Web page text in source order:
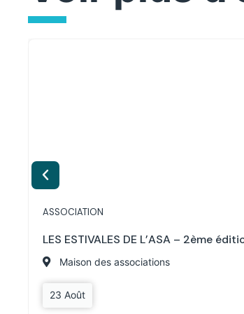
ASSOCIATION
LES ESTIVALES DE L’ASA – 2ème
Maison des associations
23 Août